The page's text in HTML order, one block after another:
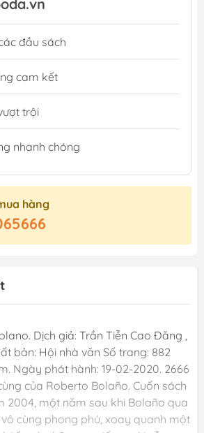
đầu sách
cam kết
trội
nhanh chóng
hàng
Dịch giả: Trần Tiễn Cao Đăng ,
bản: Hội nhà văn Số trang: 882
Ngày phát hành: 19-02-2020. 2666
của Roberto Bolaño. Cuốn sách
2004, một năm sau khi Bolaño qua
vô cùng phong phú, xoay quanh một